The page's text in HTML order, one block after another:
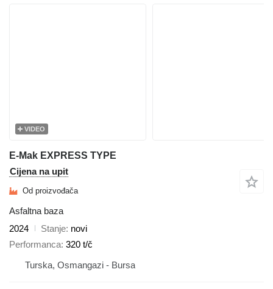
VIDEO
E-Mak EXPRESS TYPE
Cijena na upit
Od proizvođača
Asfaltna baza
2024
Stanje novi
Performanca 320 t/č
Turska, Osmangazi - Bursa